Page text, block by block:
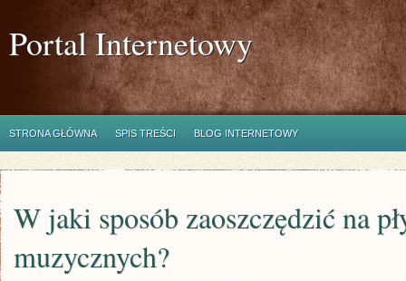
Portal Internetowy
STRONA GŁÓWNA SPIS TREŚCI BLOG INTERNETOWY
W jaki sposób zaoszczędzić na
muzycznych?